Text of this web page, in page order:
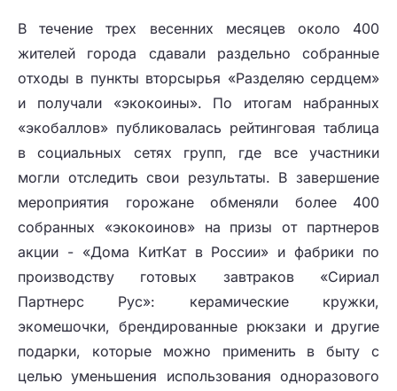
В течение трех весенних месяцев около 400
жителей города сдавали раздельно собранные
отходы в пункты вторсырья «Разделяю сердцем»
и получали «экокоины». По итогам набранных
«экобаллов» публиковалась рейтинговая таблица
в социальных сетях групп, где все участники
могли отследить свои результаты. В завершение
мероприятия горожане обменяли более 400
собранных «экокоинов» на призы от партнеров
акции - «Дома КитКат в России» и фабрики по
производству готовых завтраков «Сириал
Партнерс Рус»: керамические кружки,
экомешочки, брендированные рюкзаки и другие
подарки, которые можно применить в быту с
целью уменьшения использования одноразового